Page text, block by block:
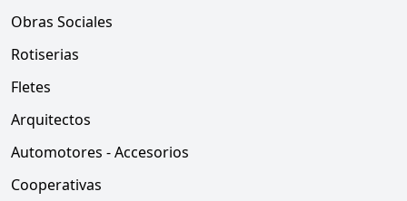
Obras Sociales
Rotiserias
Fletes
Arquitectos
Automotores - Accesorios
Cooperativas